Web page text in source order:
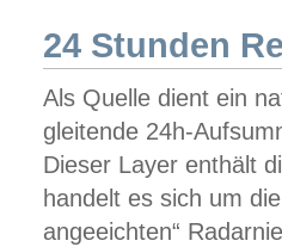
24 Stunden
Als Quelle dient ein
gleitende 24h-
Dieser Layer enthält
handelt es sich um
angeeichten“